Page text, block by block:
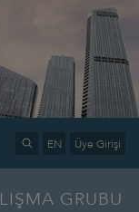
EN Üye Girişi
GRUBU